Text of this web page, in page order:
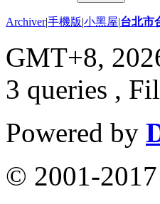
Archiver|手機版|小黑屋|台北市
GMT+8,
3 queries ,
Powered by
© 2001-2017